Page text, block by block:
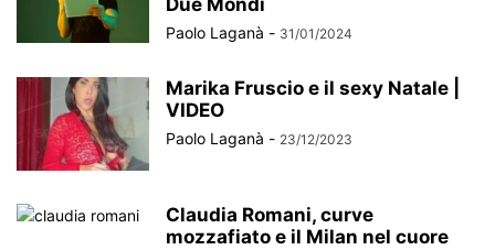
Due Mondi
Paolo Laganà - 31/01/2024
Marika Fruscio e il sexy Natale |
VIDEO
Paolo Laganà - 23/12/2023
Claudia Romani, curve
mozzafiato e il Milan nel cuore